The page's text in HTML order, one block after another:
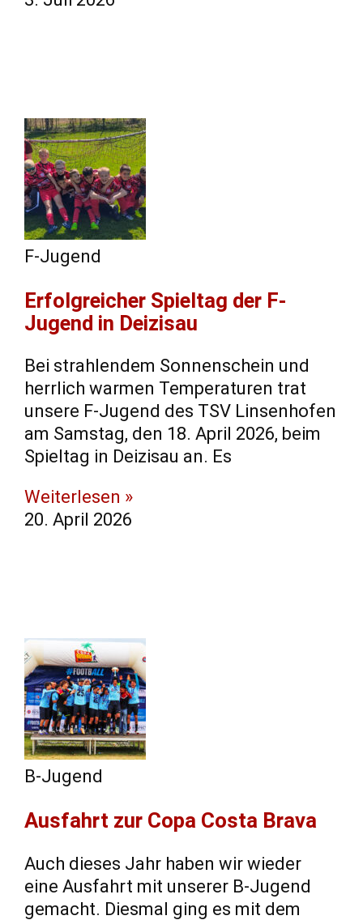
F-Jugend
​Erfolgreicher Spieltag der F-
Jugend in Deizisau
​Bei strahlendem Sonnenschein und
herrlich warmen Temperaturen trat
unsere F-Jugend des TSV Linsenhofen
am Samstag, den 18. April 2026, beim
Spieltag in Deizisau an. ​Es
Weiterlesen »
20. April 2026
B-Jugend
Ausfahrt zur Copa Costa Brava
Auch dieses Jahr haben wir wieder
eine Ausfahrt mit unserer B-Jugend
gemacht. Diesmal ging es mit dem